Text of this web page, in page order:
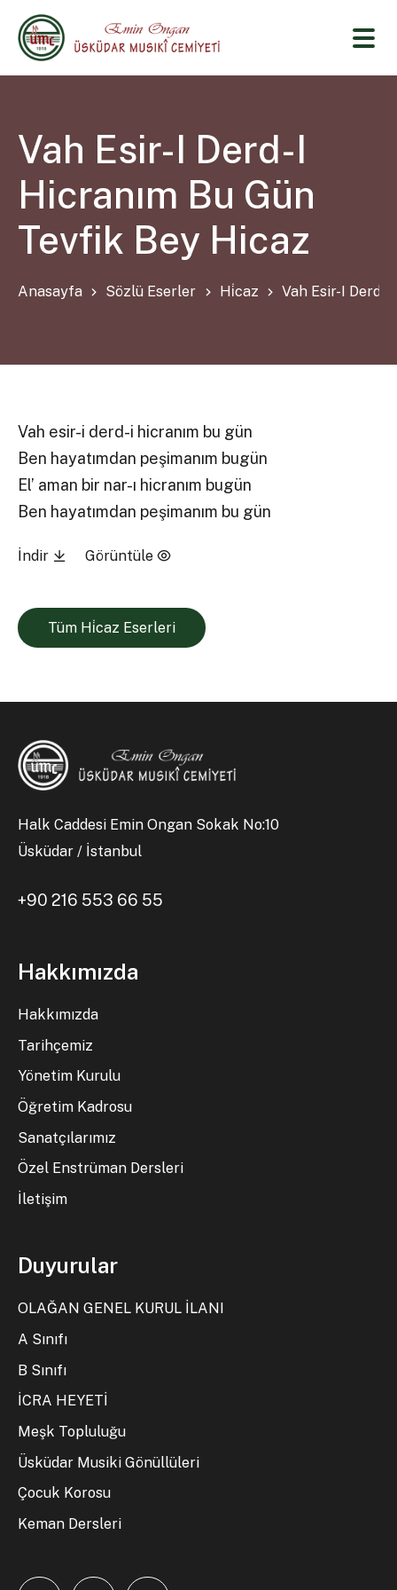
Vah Esir-I Derd-I
Hicranım Bu Gün
Tevfik Bey Hicaz
Anasayfa Sözlü Eserler Hi̇caz Vah Esir-I Derd-I
Vah esir-i derd-i hicranım bu gün
Ben hayatımdan peşimanım bugün
El’ aman bir nar-ı hicranım bugün
Ben hayatımdan peşimanım bu gün
İndir Görüntüle
Tüm Hi̇caz Eserleri
Halk Caddesi Emin Ongan Sokak No:10
Üsküdar / İstanbul
+90 216 553 66 55
Hakkımızda
Hakkımızda
Tarihçemiz
Yönetim Kurulu
Öğretim Kadrosu
Sanatçılarımız
Özel Enstrüman Dersleri
İletişim
Duyurular
OLAĞAN GENEL KURUL İLANI
A Sınıfı
B Sınıfı
İCRA HEYETİ
Meşk Topluluğu
Üsküdar Musiki Gönüllüleri
Çocuk Korosu
Keman Dersleri